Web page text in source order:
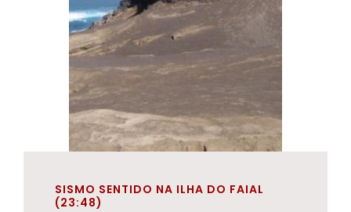
SISMO SENTIDO NA ILHA DO FAIAL
(23:48)